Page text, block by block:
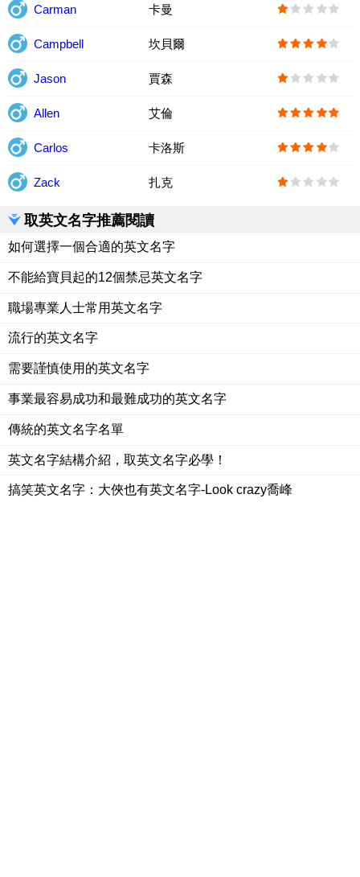
Carman 卡曼
Campbell 坎貝爾
Jason 賈森
Allen 艾倫
Carlos 卡洛斯
Zack 扎克
取英文名字推薦閱讀
如何選擇一個合適的英文名字
不能給寶貝起的12個禁忌英文名字
職場專業人士常用英文名字
流行的英文名字
需要謹慎使用的英文名字
事業最容易成功和最難成功的英文名字
傳統的英文名字名單
英文名字結構介紹，取英文名字必學！
搞笑英文名字：大俠也有英文名字-Look crazy喬峰